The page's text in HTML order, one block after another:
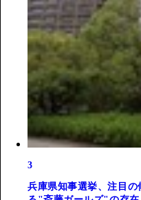
3
兵庫県知事選挙、注目